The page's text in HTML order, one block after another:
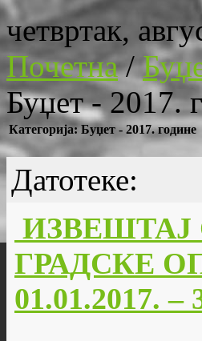
четвртак,
Почетна/
Буџет - 2017.
Категорија: Буџет - 2017. године
Датотеке:
ГРАДСКЕ
01.01.2017.